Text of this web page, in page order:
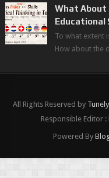
What About
Educational
To what extent
How about the
All Rights Reserved by
Responsible Editor :
Powered By